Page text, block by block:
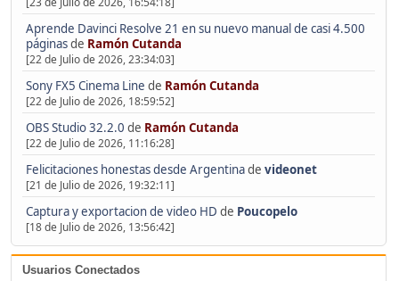
Aprende Davinci Resolve 21 en su nuevo manual de casi 4.500
páginasde Ramón Cutanda
[22 de Julio de 2026, 23:34:03]
Sony FX5 Cinema Line de Ramón Cutanda
[22 de Julio de 2026, 18:59:52]
OBS Studio 32.2.0 de Ramón Cutanda
[22 de Julio de 2026, 11:16:28]
Felicitaciones honestas desde Argentinade videonet
[21 de Julio de 2026, 19:32:11]
Captura y exportacion de video HD de Poucopelo
[18 de Julio de 2026, 13:56:42]
Usuarios Conectados